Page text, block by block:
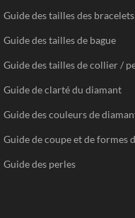
Guide des tailles des
Guide des tailles de bague
Guide des tailles de collier /
Guide de clarté du diamant
Guide des couleurs de
Guide de coupe et de formes
Guide des perles